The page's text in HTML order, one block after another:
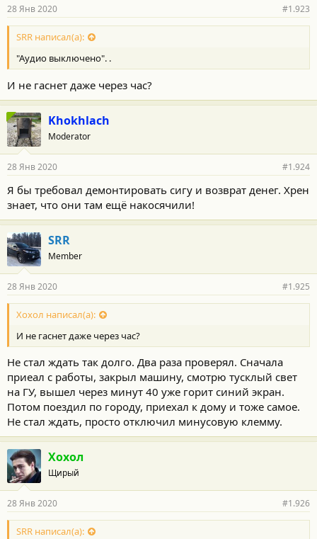
28 Янв 2020 #1.923
SRR написал(а):
"Аудио выключено". .
И не гаснет даже через час?
Khokhlach
Moderator
28 Янв 2020 #1.924
Я бы требовал демонтировать сигу и возврат денег. Хрен
знает, что они там ещё накосячили!
SRR
Member
28 Янв 2020 #1.925
Хохол написал(а):
И не гаснет даже через час?
Не стал ждать так долго. Два раза проверял. Сначала
приеал с работы, закрыл машину, смотрю тусклый свет
на ГУ, вышел через минут 40 уже горит синий экран.
Потом поездил по городу, приехал к дому и тоже самое.
Не стал ждать, просто отключил минусовую клемму.
Хохол
Щирый
28 Янв 2020 #1.926
SRR написал(а):